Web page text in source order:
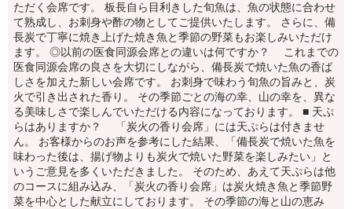
ただく会席です。 板長自ら目利きした旬魚は、魚の状態に合わせ
て熟成し、お刺身や酢の物としてご提供いたします。 さらに、備
長炭で丁寧に焼き上げた焼き魚と季節の野菜もお楽しみいただけ
ます。 ◎以前の医食同源会席との違いは何ですか？ これまでの
医食同源会席の良さを大切にしながら、備長炭で焼いた魚の香ば
しさを加えた新しい会席です。 お刺身で味わう旬魚の旨みと、炭
火で引き出された香り。 その季節ごとの海の幸、山の幸を、異な
る美味しさで楽しんでいただける内容になっております。 ■ 天ぷ
らはありますか？ 「炭火の香り会席」には天ぷらは付きませ
ん。 お客様からのお声を参考にした結果、「備長炭で焼いた魚を
味わった後は、揚げ物よりも炭火で焼いた野菜を楽しみたい」と
いうご意見を多くいただきました。 そのため、あえて天ぷらは他
のコースに組み込み、「炭火の香り会席」は炭火焼き魚と季節野
菜を中心とした献立にしております。 その季節の海と山の恵み